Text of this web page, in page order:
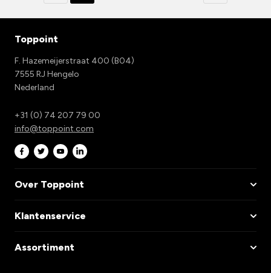
Toppoint
F. Hazemeijerstraat 400 (B04)
7555 RJ Hengelo
Nederland
+31 (0) 74 207 79 00
info@toppoint.com
Over Toppoint
Klantenservice
Assortiment